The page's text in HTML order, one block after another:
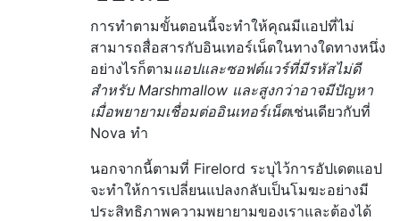
การทำตามขั้นตอนนี้จะทำให้คุณมีแอปที่ไม่
สามารถสื่อสารกับอินเทอร์เน็ตในทางใดทางหนึ่ง
อย่างไรก็ตาม แอปและซอฟต์แวร์ที่มีรหัสไม่ดี
สำหรับ Marshmallow และสูงกว่าอาจมีปัญหา
เมื่อพยายามเชื่อมต่ออินเทอร์เน็ตเช่นเดียวกับที่
Nova ทำ
นอกจากนี้ตามที่ Firelord ระบุไว้การอัปเดตแอป
จะทำให้การเปลี่ยนแปลงกลับเป็นโมฆะอย่างมี
ประสิทธิภาพความพยายามของเราและต้องได้